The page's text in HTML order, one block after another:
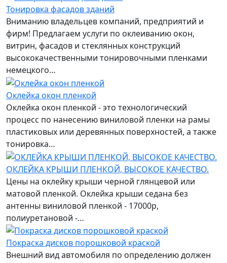
Тонировка фасадов зданий
Вниманию владельцев компаний, предприятий и
фирм! Предлагаем услуги по оклеиванию окон,
витрин, фасадов и стеклянных конструкций
высококачественными тонировочными пленками
немецкого…
Оклейка окон пленкой
Оклейка окон пленкой - это технологический
процесс по нанесению виниловой пленки на рамы
пластиковых или деревянных поверхностей, а также
тонировка…
ОКЛЕЙКА КРЫШИ ПЛЕНКОЙ, ВЫСОКОЕ КАЧЕСТВО.
Цены на оклейку крыши черной глянцевой или
матовой пленкой. Оклейка крыши седана без
антенны виниловой пленкой - 17000р,
полиуретановой -…
Покраска дисков порошковой краской
Внешний вид автомобиля по определению должен